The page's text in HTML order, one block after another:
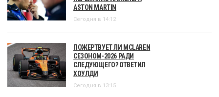
ASTON MARTIN
Сегодня в 14:12
ПОЖЕРТВУЕТ ЛИ MCLAREN
СЕЗОНОМ-2026 РАДИ
СЛЕДУЮЩЕГО? ОТВЕТИЛ
ХОУЛДИ
Сегодня в 13:15